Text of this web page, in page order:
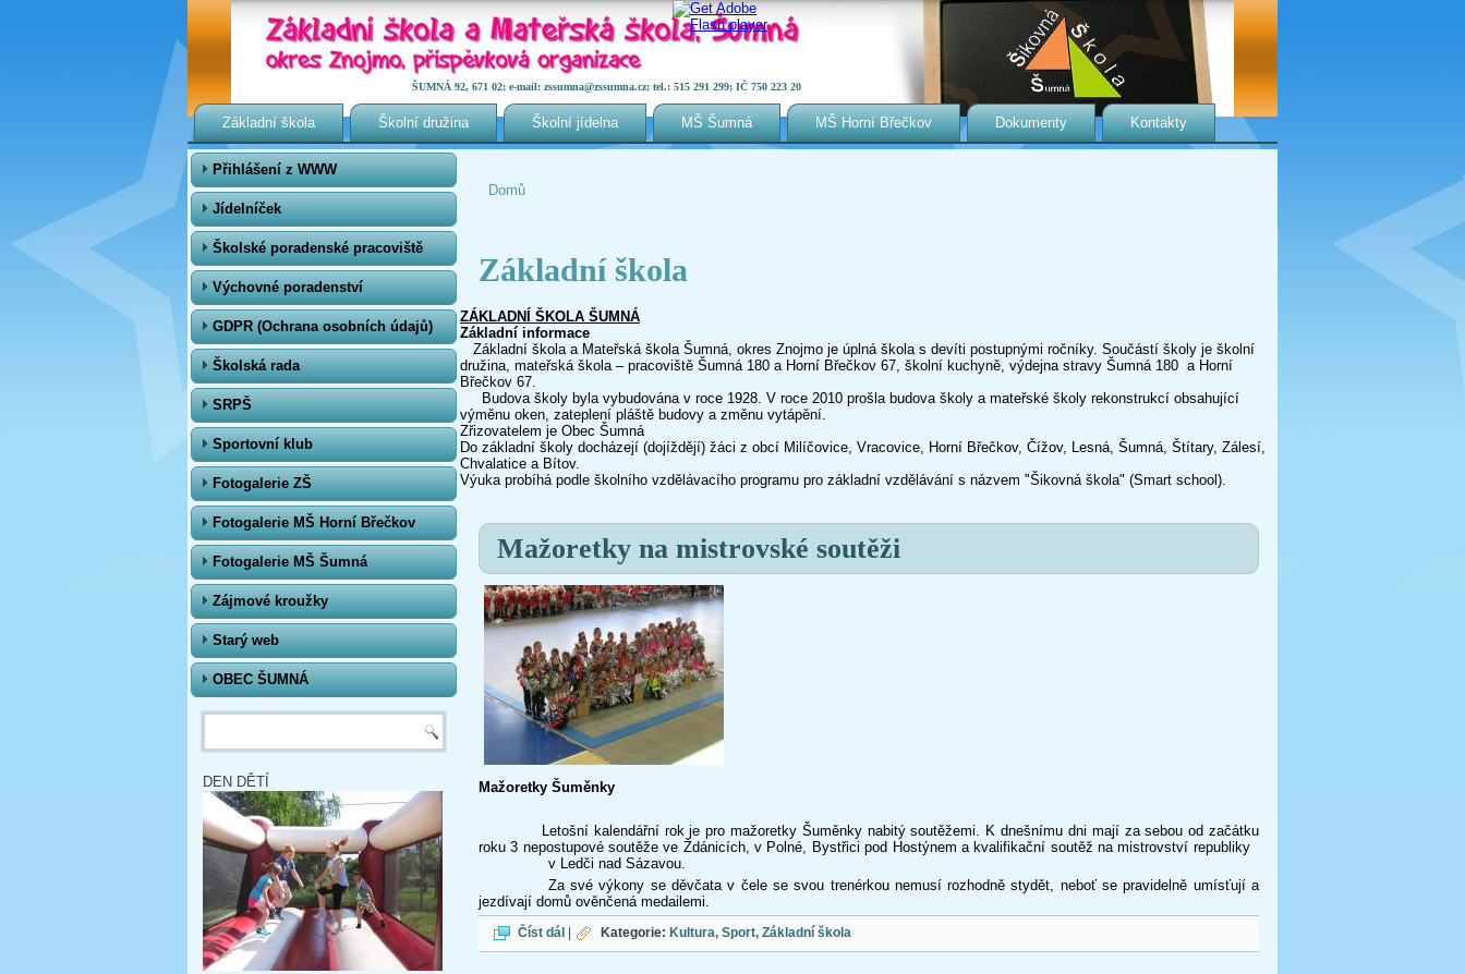
ŠUMNÁ 92, 671 02; e-mail: zssumna@zssumna.cz; tel.: 515 291 299; IČ 750 223 20
Základní škola Školní družina Školní jídelna MŠ Šumná MŠ Horní Břečkov Dokumenty Kontakty
Přihlášení z WWW
Jídelníček
Školské poradenské pracoviště
Výchovné poradenství
GDPR (Ochrana osobních údajů)
Školská rada
SRPŠ
Sportovní klub
Fotogalerie ZŠ
Fotogalerie MŠ Horní Břečkov
Fotogalerie MŠ Šumná
Zájmové kroužky
Starý web
OBEC ŠUMNÁ
Vyhledávání
DEN DĚTÍ
Domů
Základní škola
ZÁKLADNÍ ŠKOLA ŠUMNÁ
Základní informace
Základní škola a Mateřská škola Šumná, okres Znojmo je úplná škola s devíti postupnými ročníky. Součástí školy je školní
družina, mateřská škola – pracoviště Šumná 180 a Horní Břečkov 67, školní kuchyně, výdejna stravy Šumná 180 a Horní
Břečkov 67.
Budova školy byla vybudována v roce 1928. V roce 2010 prošla budova školy a mateřské školy rekonstrukcí obsahující
výměnu oken, zateplení pláště budovy a změnu vytápění.
Zřizovatelem je Obec Šumná
Do základní školy docházejí (dojíždějí) žáci z obcí Milíčovice, Vracovice, Horní Břečkov, Čížov, Lesná, Šumná, Štítary, Zálesí,
Chvalatice a Bítov.
Výuka probíhá podle školního vzdělávacího programu pro základní vzdělávání s názvem "Šikovná škola" (Smart school).
Mažoretky na mistrovské soutěži
Mažoretky Šuměnky
Letošní kalendářní rok je pro mažoretky Šuměnky nabitý soutěžemi. K dnešnímu dni mají za sebou od začátku
roku 3 nepostupové soutěže ve Ždánicích, v Polné, Bystřici pod Hostýnem a kvalifikační soutěž na mistrovství republiky
v Ledči nad Sázavou.
Za své výkony se děvčata v čele se svou trenérkou nemusí rozhodně stydět, neboť se pravidelně umísťují a
jezdívají domů ověnčená medailemi.
Číst dál Mažoretky na mistrovské soutěži
Kategorie: Kultura Sport Základní škola